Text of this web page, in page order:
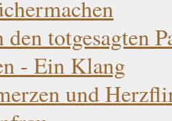
totgesagten
- Ein Klang
und